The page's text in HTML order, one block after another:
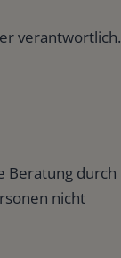
verantwortlich.
Beratung durch
nicht